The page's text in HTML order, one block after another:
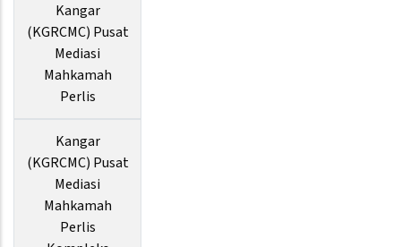
Kangar
(KGRCMC) Pusat
Mediasi
Mahkamah
Perlis
Kangar
(KGRCMC) Pusat
Mediasi
Mahkamah
Perlis